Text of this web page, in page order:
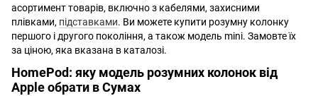
асортимент товарів, включно з кабелями, захисними
плівками, підставками. Ви можете купити розумну колонку
першого і другого покоління, а також модель mini. Замовте їх
за ціною, яка вказана в каталозі.
HomePod: яку модель розумних колонок від
Apple обрати в Сумах